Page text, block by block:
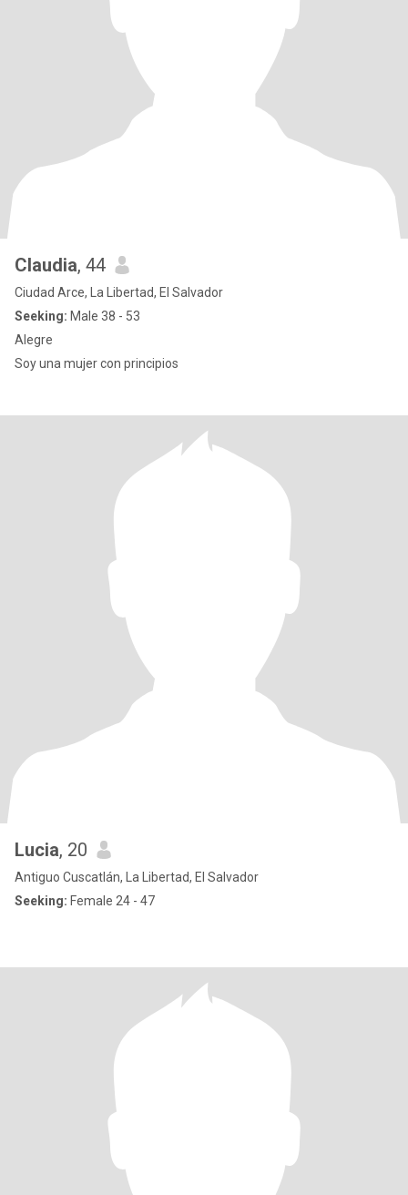
Claudia, 44
Ciudad Arce, La Libertad, El Salvador
Seeking: Male 38 - 53
Alegre
Soy una mujer con principios
Lucia, 20
Antiguo Cuscatlán, La Libertad, El Salvador
Seeking: Female 24 - 47